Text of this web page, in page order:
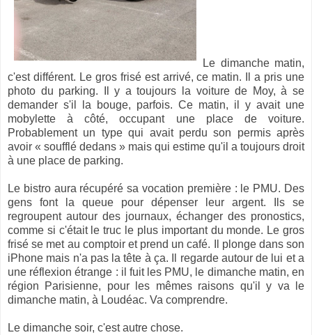
Le dimanche matin,
c'est différent. Le gros frisé est arrivé, ce matin. Il a pris une
photo du parking. Il y a toujours la voiture de Moy, à se
demander s'il la bouge, parfois. Ce matin, il y avait une
mobylette à côté, occupant une place de voiture.
Probablement un type qui avait perdu son permis après
avoir « soufflé dedans » mais qui estime qu'il a toujours droit
à une place de parking.
Le bistro aura récupéré sa vocation première : le PMU. Des
gens font la queue pour dépenser leur argent. Ils se
regroupent autour des journaux, échanger des pronostics,
comme si c'était le truc le plus important du monde. Le gros
frisé se met au comptoir et prend un café. Il plonge dans son
iPhone mais n'a pas la tête à ça. Il regarde autour de lui et a
une réflexion étrange : il fuit les PMU, le dimanche matin, en
région Parisienne, pour les mêmes raisons qu'il y va le
dimanche matin, à Loudéac. Va comprendre.
Le dimanche soir, c'est autre chose.